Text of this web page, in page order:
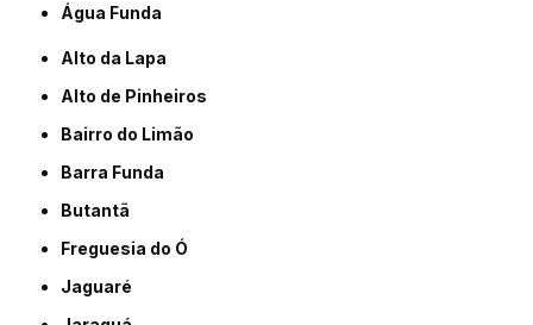
Água Funda
Alto da Lapa
Alto de Pinheiros
Bairro do Limão
Barra Funda
Butantã
Freguesia do Ó
Jaguaré